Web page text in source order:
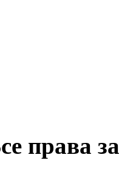
права